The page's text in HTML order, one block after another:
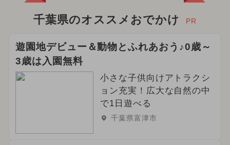
千葉県のオススメおでかけ PR
遊園地デビュー＆動物とふれあおう♪0歳～
3歳は入園無料
小さな子供向けアトラクシ
ョン充実！広大な自然の中
で1日遊べる
千葉県富津市